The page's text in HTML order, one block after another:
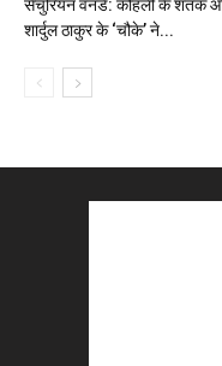
सेंचुरियन वनडे: कोहली के शतक
शार्दुल ठाकुर के ‘चौके’ ने...